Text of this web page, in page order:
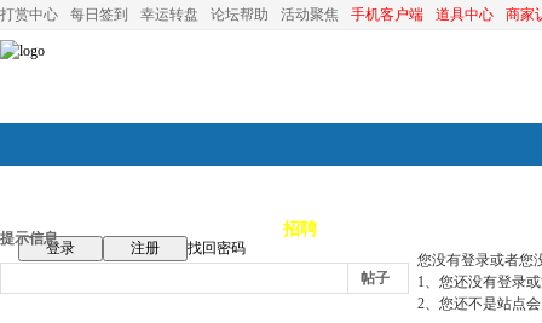
打赏中心 每日签到 幸运转盘 论坛帮助 活动聚焦 手机客户端 道具中心 商家
论坛首页 招聘
登录 注册
找回密码
帖子
提示信息
您没有登录或者您
1、您还没有登录
2、您还不是站点